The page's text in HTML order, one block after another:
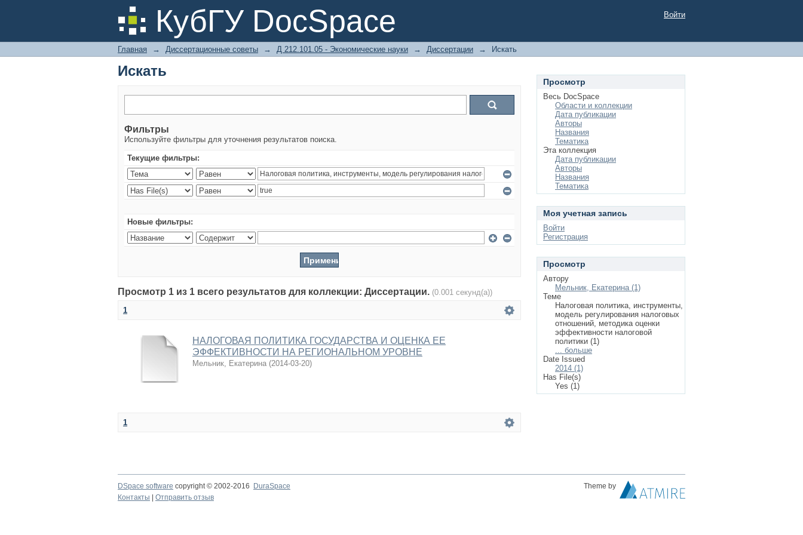
КубГУ DocSpace
Искать Войти
Главная → Диссертационные советы → Д 212.101.05 - Экономические науки → Диссертации → Искать
Искать
Фильтры
Используйте фильтры для уточнения результатов поиска.
Текущие фильтры:
Новые фильтры:
Просмотр 1 из 1 всего результатов для коллекции: Диссертации. (0.001 секунд(а))
1
НАЛОГОВАЯ ПОЛИТИКА ГОСУДАРСТВА И ОЦЕНКА ЕЕ
ЭФФЕКТИВНОСТИ НА РЕГИОНАЛЬНОМ УРОВНЕ
Мельник, Екатерина (2014-03-20)
1
Просмотр
Весь DocSpace
Области и коллекции
Дата публикации
Авторы
Названия
Тематика
Эта коллекция
Дата публикации
Авторы
Названия
Тематика
Моя учетная запись
Войти
Регистрация
Просмотр
Автору
Мельник, Екатерина (1)
Теме
Налоговая политика, инструменты,
модель регулирования налоговых
отношений, методика оценки
эффективности налоговой
политики (1)
... больше
Date Issued
2014 (1)
Has File(s)
Yes (1)
DSpace software copyright © 2002-2016 DuraSpace
Theme by
Контакты
Отправить отзыв